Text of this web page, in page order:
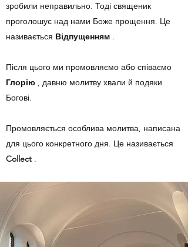
зробили неправильно. Тоді священик
проголошує над нами Боже прощення. Це
називається Відпущенням .
Після цього ми промовляємо або співаємо
Глорію , давню молитву хвали й подяки
Богові.
Промовляється особлива молитва, написана
для цього конкретного дня. Це називається
Collect .